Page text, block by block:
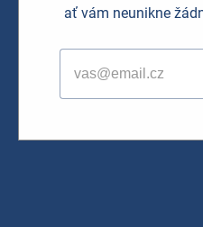
ať vám neunikne